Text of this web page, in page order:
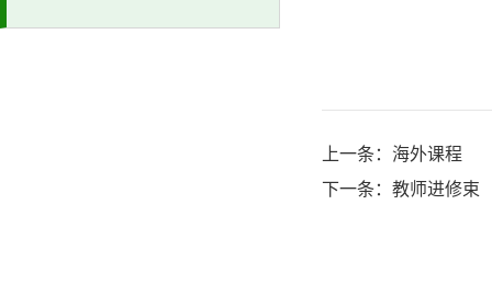
上一条： 海外课程
下一条： 教师进修束